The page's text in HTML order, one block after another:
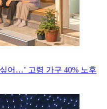
어…’ 고령 가구 40% 노후